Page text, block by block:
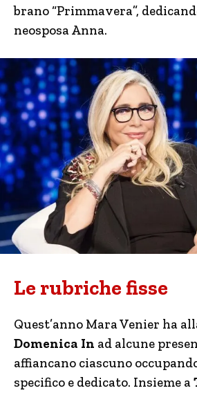
brano “Primmavera”,
neosposa Anna.
Le rubriche fisse
Quest’anno Mara Venier ha
Domenica In ad alcune
affiancano ciascuno
specifico e dedicato. Insieme a